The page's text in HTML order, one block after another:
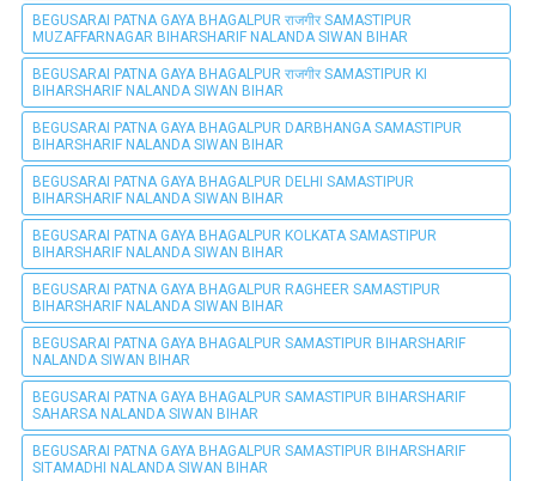
BEGUSARAI PATNA GAYA BHAGALPUR राजगीर SAMASTIPUR
MUZAFFARNAGAR BIHARSHARIF NALANDA SIWAN BIHAR
BEGUSARAI PATNA GAYA BHAGALPUR राजगीर SAMASTIPUR KI
BIHARSHARIF NALANDA SIWAN BIHAR
BEGUSARAI PATNA GAYA BHAGALPUR DARBHANGA SAMASTIPUR
BIHARSHARIF NALANDA SIWAN BIHAR
BEGUSARAI PATNA GAYA BHAGALPUR DELHI SAMASTIPUR
BIHARSHARIF NALANDA SIWAN BIHAR
BEGUSARAI PATNA GAYA BHAGALPUR KOLKATA SAMASTIPUR
BIHARSHARIF NALANDA SIWAN BIHAR
BEGUSARAI PATNA GAYA BHAGALPUR RAGHEER SAMASTIPUR
BIHARSHARIF NALANDA SIWAN BIHAR
BEGUSARAI PATNA GAYA BHAGALPUR SAMASTIPUR BIHARSHARIF
NALANDA SIWAN BIHAR
BEGUSARAI PATNA GAYA BHAGALPUR SAMASTIPUR BIHARSHARIF
SAHARSA NALANDA SIWAN BIHAR
BEGUSARAI PATNA GAYA BHAGALPUR SAMASTIPUR BIHARSHARIF
SITAMADHI NALANDA SIWAN BIHAR